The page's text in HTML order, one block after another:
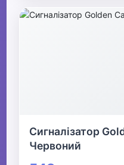
Сигналізатор
Червоний